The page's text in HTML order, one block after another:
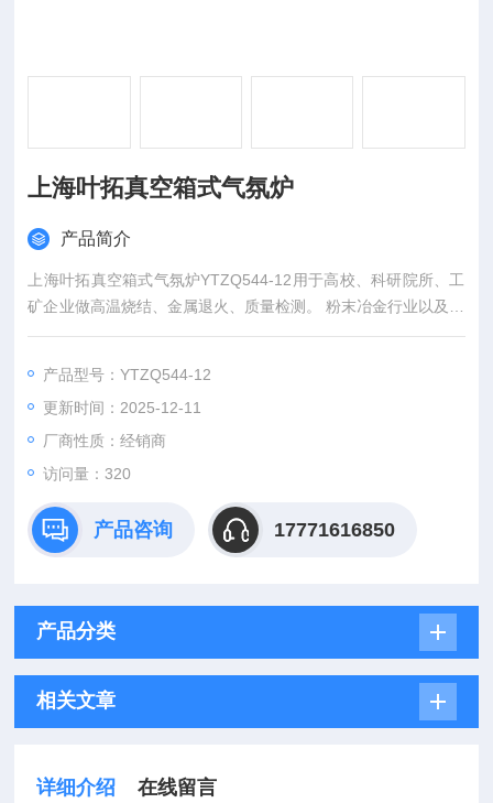
上海叶拓真空箱式气氛炉
产品简介
上海叶拓真空箱式气氛炉YTZQ544-12用于高校、科研院所、工
矿企业做高温烧结、金属退火、质量检测。 粉末冶金行业以及义
齿加工行业的烘烤、氧化锆盘预烧结等。 根据加热区大小，进行
炉膛材料选用高纯氧化铝陶瓷纤维材料，高温不易变形、保温性
能佳。双层壳体结构，配有风冷系统，外壳温度在室温+10°C。
产品型号：YTZQ544-12
更新时间：2025-12-11
厂商性质：经销商
访问量：320
产品咨询 17771616850
产品分类
相关文章
详细介绍 在线留言